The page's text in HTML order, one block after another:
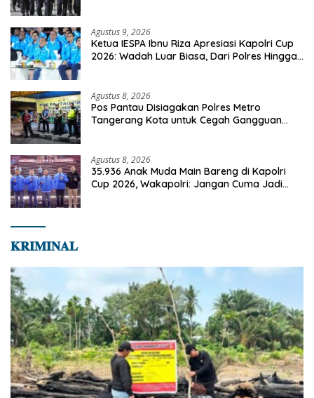
Agustus 9, 2026
Ketua IESPA Ibnu Riza Apresiasi Kapolri Cup
2026: Wadah Luar Biasa, Dari Polres Hingga
Agustus 8, 2026
Pos Pantau Disiagakan Polres Metro
Tangerang Kota untuk Cegah Gangguan
Agustus 8, 2026
35.936 Anak Muda Main Bareng di Kapolri
Cup 2026, Wakapolri: Jangan Cuma Jadi
𝐊𝐑𝐈𝐌𝐈𝐍𝐀𝐋